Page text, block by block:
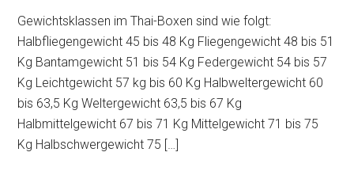
Gewichtsklassen im Thai-Boxen sind wie folgt:
Halbfliegengewicht 45 bis 48 Kg Fliegengewicht 48 bis 51
Kg Bantamgewicht 51 bis 54 Kg Federgewicht 54 bis 57
Kg Leichtgewicht 57 kg bis 60 Kg Halbweltergewicht 60
bis 63,5 Kg Weltergewicht 63,5 bis 67 Kg
Halbmittelgewicht 67 bis 71 Kg Mittelgewicht 71 bis 75
Kg Halbschwergewicht 75 […]